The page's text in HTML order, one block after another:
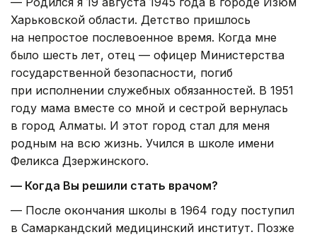
Харьковской области. Детство пришлось
на непростое послевоенное время. Когда мне
было шесть лет, отец — офицер Министерства
государственной безопасности, погиб
при исполнении служебных обязанностей. В 1951
году мама вместе со мной и сестрой вернулась
в город Алматы. И этот город стал для меня
родным на всю жизнь. Учился в школе имени
Феликса Дзержинского.
— Когда Вы решили стать врачом?
— После окончания школы в 1964 году поступил
в Самаркандский медицинский институт. Позже